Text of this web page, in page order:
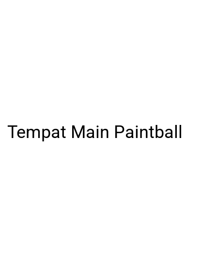
Tempat Main Paintball